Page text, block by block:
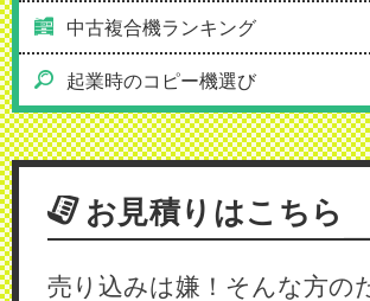
中古複合機ランキング
起業時のコピー機選び
お見積りはこちら
売り込みは嫌！そんな方の